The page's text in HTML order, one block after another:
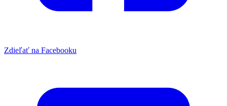
Zdieľať na Facebooku